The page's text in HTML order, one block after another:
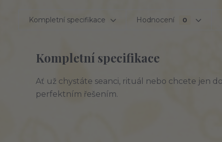
Kompletní specifikace Hodnocení 0
Kompletní specifikace
Ať už chystáte seanci, rituál nebo chcete jen
perfektním řešením.